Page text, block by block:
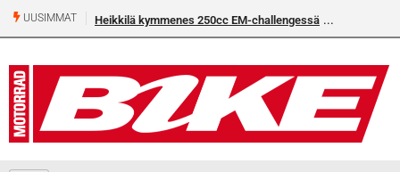
UUSIMMAT Heikkilä kymmenes 250cc EM-challengessä